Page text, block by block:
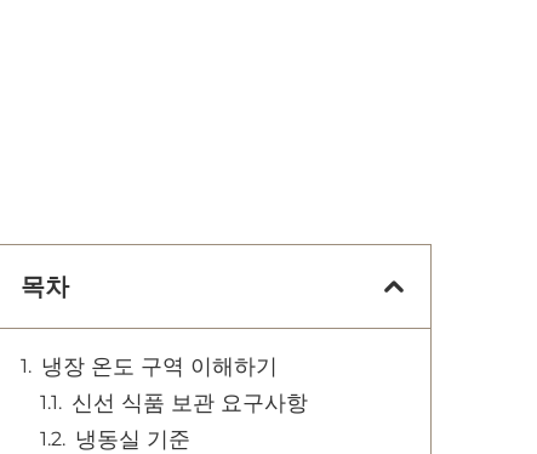
목차
냉장 온도 구역 이해하기
신선 식품 보관 요구사항
냉동실 기준